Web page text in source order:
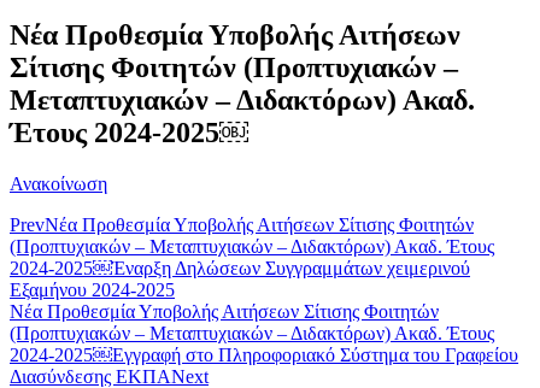
Νέα Προθεσμία Υποβολής Αιτήσεων
Σίτισης Φοιτητών (Προπτυχιακών –
Μεταπτυχιακών – Διδακτόρων) Ακαδ.
Έτους 2024-2025￼
Ανακοίνωση
PrevΝέα Προθεσμία Υποβολής Αιτήσεων Σίτισης Φοιτητών
(Προπτυχιακών – Μεταπτυχιακών – Διδακτόρων) Ακαδ. Έτους
2024-2025￼Έναρξη Δηλώσεων Συγγραμμάτων χειμερινού
Εξαμήνου 2024-2025
Νέα Προθεσμία Υποβολής Αιτήσεων Σίτισης Φοιτητών
(Προπτυχιακών – Μεταπτυχιακών – Διδακτόρων) Ακαδ. Έτους
2024-2025￼Εγγραφή στο Πληροφοριακό Σύστημα του Γραφείου
Διασύνδεσης ΕΚΠΑNext